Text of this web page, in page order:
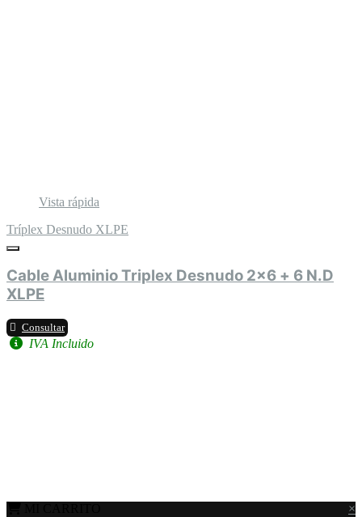
Vista rápida
Tríplex Desnudo XLPE
Cable Aluminio Triplex Desnudo 2x6 + 6 N.D
XLPE
Consultar
IVA Incluido
×